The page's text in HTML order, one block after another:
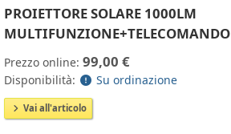
PROIETTORE SOLARE 1000LM
MULTIFUNZIONE+TELECOMANDO
Prezzo online: 99,00 €
Disponibilità: Su ordinazione
Vai all'articolo